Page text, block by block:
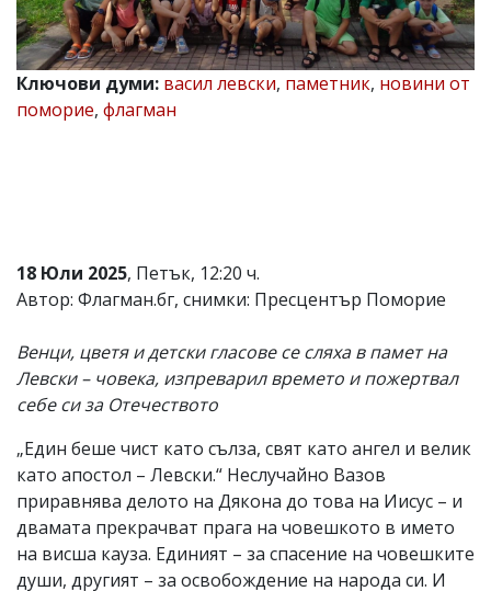
Главен
редактор:
Иван
Колев,
email:
от
читателите
и
не
носи
отговорност
за
Ако
откриете
обиден
за
вас
коментар,
моля
сигнализирайте
Ключови думи: васил левски, паметник, новини от
поморие, флагман
18 Юли 2025, Петък, 12:20 ч.
Автор: Флагман.бг, снимки: Пресцентър Поморие
Венци, цветя и детски гласове се сляха в памет на
Левски – човека, изпреварил времето и пожертвал
себе си за Отечеството
„Един беше чист като сълза, свят като ангел и велик
като апостол – Левски.“ Неслучайно Вазов
приравнява делото на Дякона до това на Иисус – и
двамата прекрачват прага на човешкото в името
на висша кауза. Единият – за спасение на човешките
души, другият – за освобождение на народа си. И